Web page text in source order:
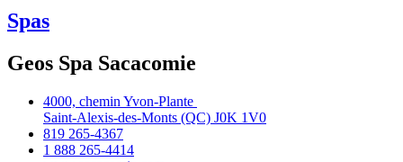
Spas
Geos Spa Sacacomie
4000, chemin Yvon‑Plante
Saint‑Alexis‑des‑Monts (QC) J0K 1V0
819 265‑4367
1 888 265‑4414